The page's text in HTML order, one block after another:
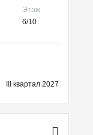
Этаж
6/10
III квартал 2027